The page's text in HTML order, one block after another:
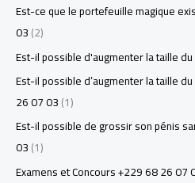
Est-ce que le portefeuille magique
03(2)
Est-il possible d'augmenter la taille
Est-il possible d’augmenter la taille
26 07 03(1)
Est-il possible de grossir son pénis
03(1)
Examens et Concours +229 68 26 07